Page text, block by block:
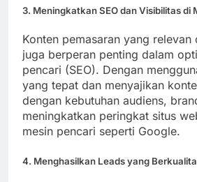
3. Meningkatkan SEO dan Visibilitas di
Konten pemasaran yang relevan
juga berperan penting dalam
pencari (SEO). Dengan
yang tepat dan menyajikan
dengan kebutuhan audiens,
meningkatkan peringkat situs
mesin pencari seperti Google.
4. Menghasilkan Leads yang